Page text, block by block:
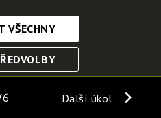
Další úkol
6
abyste se mohli
by webové stránky
VŠECHNY